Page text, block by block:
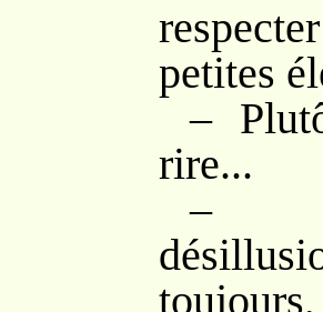
petites
–
rire...
–